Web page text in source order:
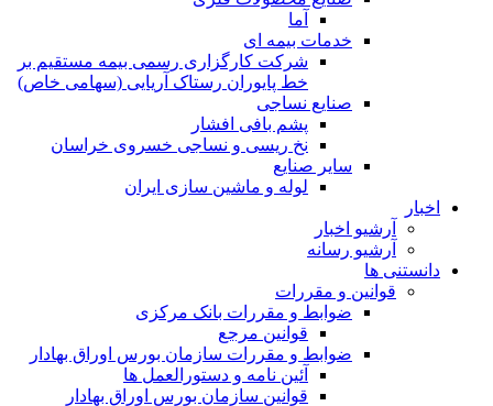
آما
خدمات بیمه ای
شرکت کارگزاری رسمی بیمه مستقیم بر
خط پایوران رستاک آریایی (سهامی خاص)
صنایع نساجی
پشم بافی افشار
نخ ریسی و نساجی خسروی خراسان
سایر صنایع
لوله و ماشین سازی ایران
اخبار
آرشیو اخبار
آرشیو رسانه
دانستنی ها
قوانین و مقررات
ضوابط و مقررات بانک مرکزی
قوانين مرجع
ضوابط و مقررات سازمان بورس اوراق بهادار
آئین نامه و دستورالعمل ها
قوانین سازمان بورس اوراق بهادار